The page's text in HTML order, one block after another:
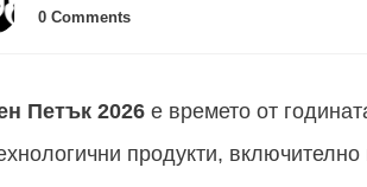
0 Comments
Петък 2026 е времето от
продукти, включително